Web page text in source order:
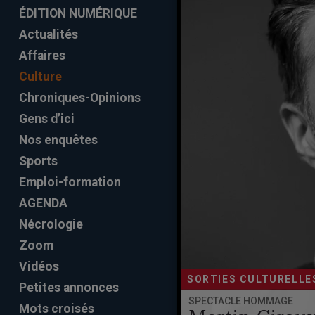
ÉDITION NUMÉRIQUE
Actualités
Affaires
Culture
Chroniques-Opinions
Gens d’ici
Nos enquêtes
Sports
Emploi-formation
AGENDA
Nécrologie
Zoom
Vidéos
Petites annonces
Mots croisés
SORTIES
SPECTACLE HOMMAGE